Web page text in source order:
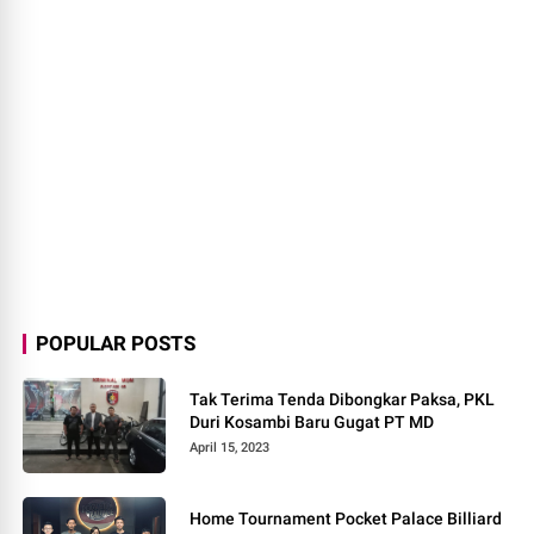
POPULAR POSTS
Tak Terima Tenda Dibongkar Paksa, PKL
Duri Kosambi Baru Gugat PT MD
April 15, 2023
Home Tournament Pocket Palace Billiard